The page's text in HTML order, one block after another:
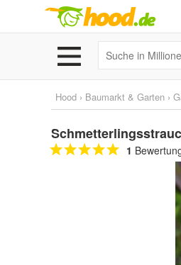
Hood › Baumarkt & Garten ›
1